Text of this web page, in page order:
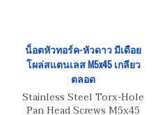
น็อตหัวทอร์ค-หัวดาว มีเดือย
โผล่สแตนเลส M5x45 เกลียว
ตลอด
Stainless Steel Torx-Hole
Pan Head Screws M5x45